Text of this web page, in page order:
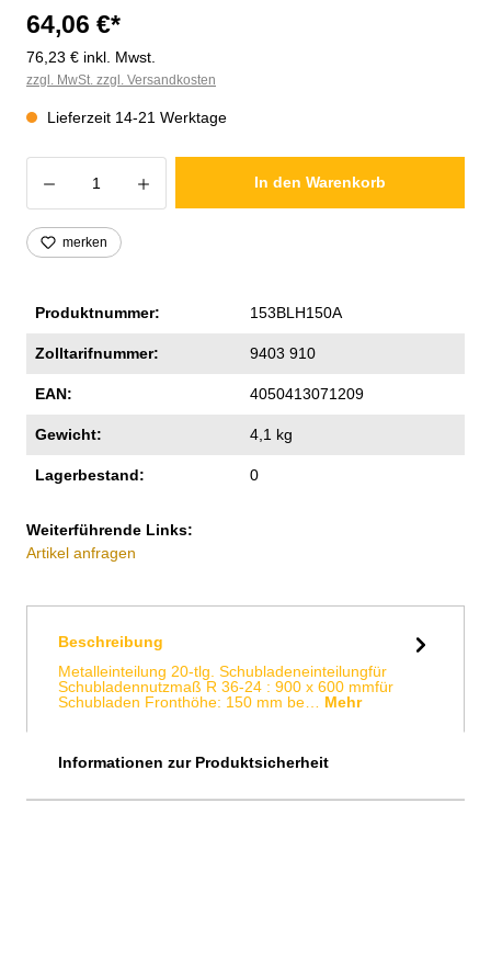
64,06 €*
76,23 € inkl. Mwst.
zzgl. MwSt. zzgl. Versandkosten
Lieferzeit 14-21 Werktage
Produkt Anzahl: Gib den gewünschten
In den Warenkorb
merken
Produktnummer: 153BLH150A
Zolltarifnummer: 9403 910
EAN: 4050413071209
Gewicht: 4,1 kg
Lagerbestand: 0
Weiterführende Links:
Artikel anfragen
Beschreibung
Metalleinteilung 20-tlg. Schubladeneinteilungfür
Schubladennutzmaß R 36-24 : 900 x 600 mmfür
Schubladen Fronthöhe: 150 mm be… Mehr
Informationen zur Produktsicherheit